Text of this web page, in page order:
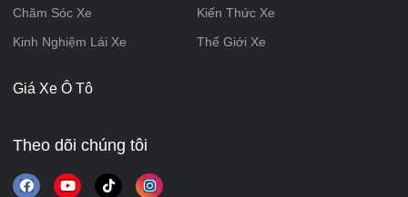
Chăm Sóc Xe
Kinh Nghiệm Lái Xe
Kiến Thức Xe
Thế Giới Xe
Giá Xe Ô Tô
Theo dõi chúng tôi